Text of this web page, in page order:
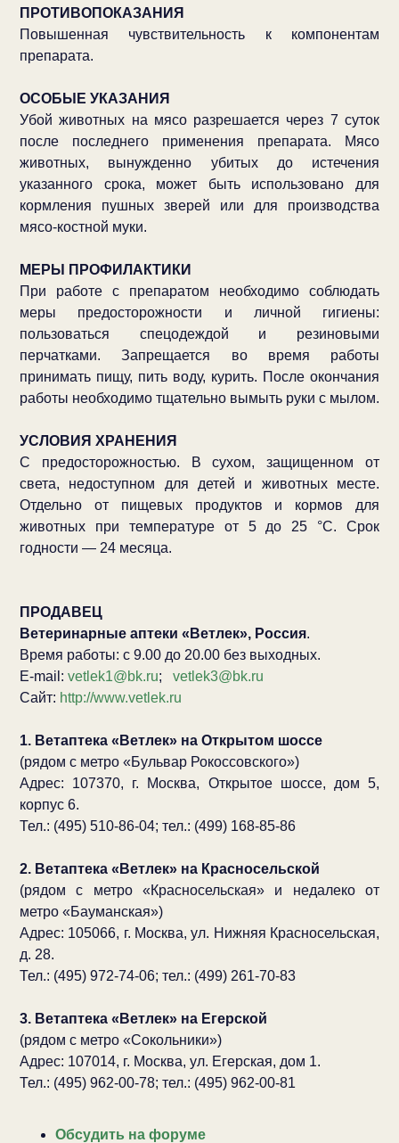
ПРОТИВОПОКАЗАНИЯ
Повышенная чувствительность к компонентам
препарата.
ОСОБЫЕ УКАЗАНИЯ
Убой животных на мясо разрешается через 7 суток
после последнего применения препарата. Мясо
животных, вынужденно убитых до истечения
указанного срока, может быть использовано для
кормления пушных зверей или для производства
мясо-костной муки.
МЕРЫ ПРОФИЛАКТИКИ
При работе с препаратом необходимо соблюдать
меры предосторожности и личной гигиены:
пользоваться спецодеждой и резиновыми
перчатками. Запрещается во время работы
принимать пищу, пить воду, курить. После окончания
работы необходимо тщательно вымыть руки с мылом.
УСЛОВИЯ ХРАНЕНИЯ
С предосторожностью. В сухом, защищенном от
света, недоступном для детей и животных месте.
Отдельно от пищевых продуктов и кормов для
животных при температуре от 5 до 25 °С. Срок
годности — 24 месяца.
ПРОДАВЕЦ
Ветеринарные аптеки «Ветлек», Россия.
Время работы: с 9.00 до 20.00 без выходных.
E-mail: vetlek1@bk.ru; vetlek3@bk.ru
Сайт: http://www.vetlek.ru
1. Ветаптека «Ветлек» на Открытом шоссе
(рядом с метро «Бульвар Рокоссовского»)
Адрес: 107370, г. Москва, Открытое шоссе, дом 5,
корпус 6.
Тел.: (495) 510-86-04; тел.: (499) 168-85-86
2. Ветаптека «Ветлек» на Красносельской
(рядом с метро «Красносельская» и недалеко от
метро «Бауманская»)
Адрес: 105066, г. Москва, ул. Нижняя Красносельская,
д. 28.
Тел.: (495) 972-74-06; тел.: (499) 261-70-83
3. Ветаптека «Ветлек» на Егерской
(рядом с метро «Сокольники»)
Адрес: 107014, г. Москва, ул. Егерская, дом 1.
Тел.: (495) 962-00-78; тел.: (495) 962-00-81
Обсудить на форуме